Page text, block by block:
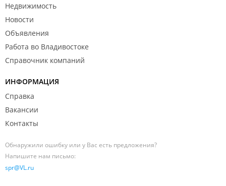
Недвижимость
Новости
Объявления
Работа во Владивостоке
Справочник компаний
ИНФОРМАЦИЯ
Справка
Вакансии
Контакты
Обнаружили ошибку или у Вас есть предложения?
Напишите нам письмо:
spr@VL.ru